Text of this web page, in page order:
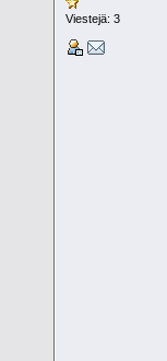
Viestejä: 3